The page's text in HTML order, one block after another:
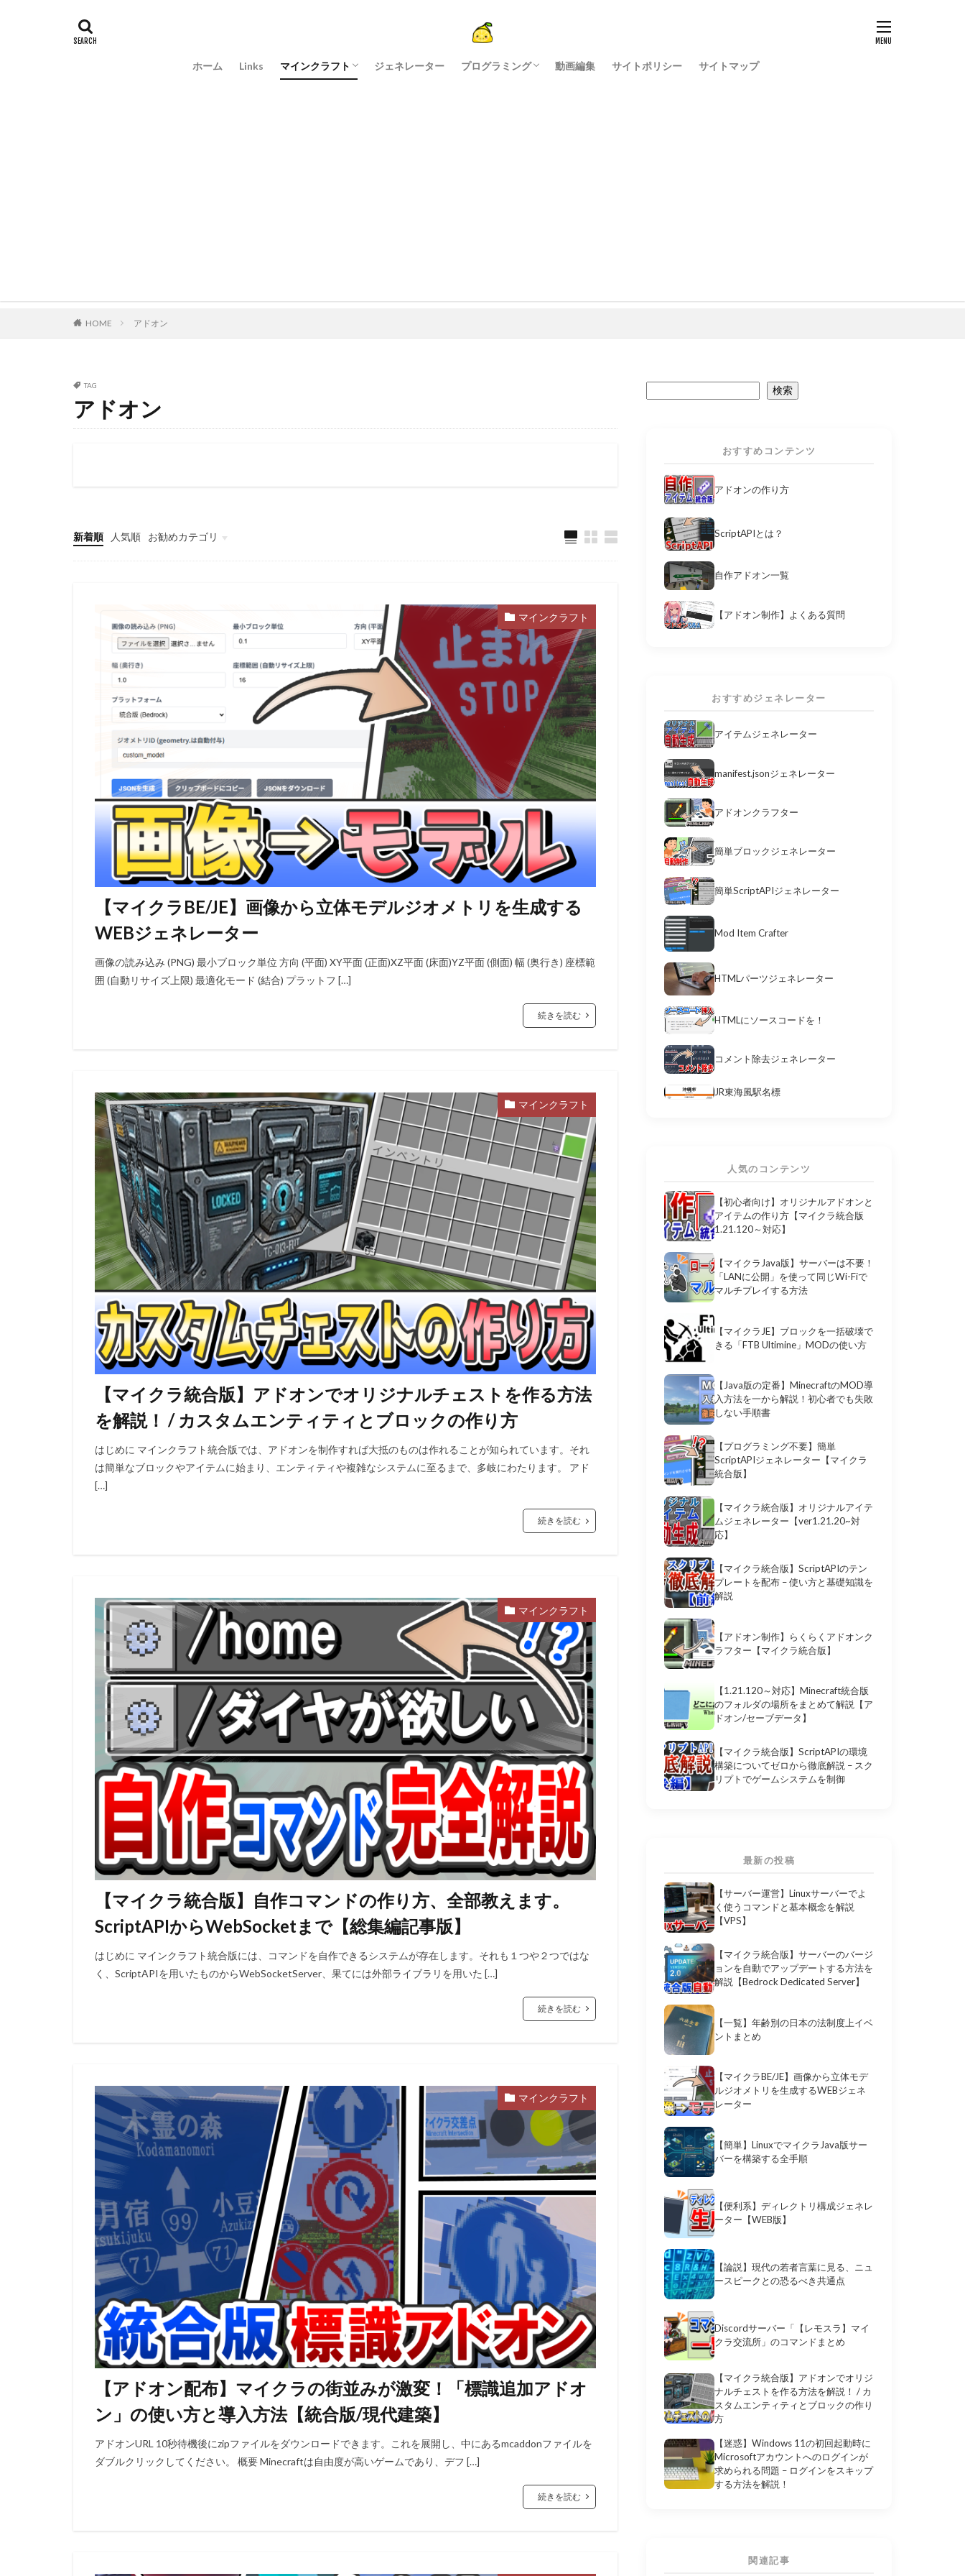
ホーム Links マインクラフト ジェネレーター プログラミング 動画編集 サイトポリシー サイトマップ
HOME アドオン
TAG
アドオン
新着順 人気順
お勧めカテゴリ
鉄道・旅行
雑記
マインクラフト
【マイクラBE/JE】画像から立体モデルジオメトリを生成する
WEBジェネレーター
画像の読み込み (PNG) 最小ブロック単位 方向 (平面) XY平面 (正面)XZ平面 (床面)YZ平面 (側面) 幅 (奥行き) 座標範
囲 (自動リサイズ上限) 最適化モード (結合) プラットフ […]
続きを読む
マインクラフト
【マイクラ統合版】アドオンでオリジナルチェストを作る方法
を解説！ / カスタムエンティティとブロックの作り方
はじめに マインクラフト統合版では、アドオンを制作すれば大抵のものは作れることが知られています。それ
は簡単なブロックやアイテムに始まり、エンティティや複雑なシステムに至るまで、多岐にわたります。 アド
[…]
続きを読む
マインクラフト
【マイクラ統合版】自作コマンドの作り方、全部教えます。
ScriptAPIからWebSocketまで【総集編記事版】
はじめに マインクラフト統合版には、コマンドを自作できるシステムが存在します。それも１つや２つではな
く、ScriptAPIを用いたものからWebSocketServer、果てには外部ライブラリを用いた […]
続きを読む
マインクラフト
【アドオン配布】マイクラの街並みが激変！「標識追加アドオ
ン」の使い方と導入方法【統合版/現代建築】
アドオンURL 10秒待機後にzipファイルをダウンロードできます。これを展開し、中にあるmcaddonファイルを
ダブルクリックしてください。 概要 Minecraftは自由度が高いゲームであり、デフ […]
続きを読む
検索
おすすめコンテンツ
アドオンの作り方
ScriptAPIとは？
自作アドオン一覧
【アドオン制作】よくある質問
おすすめジェネレーター
アイテムジェネレーター
manifest.jsonジェネレーター
アドオンクラフター
簡単ブロックジェネレーター
簡単ScriptAPIジェネレーター
Mod Item Crafter
HTMLパーツジェネレーター
HTMLにソースコードを！
コメント除去ジェネレーター
JR東海風駅名標
人気のコンテンツ
【初心者向け】オリジナルアドオンと
アイテムの作り方【マイクラ統合版
1.21.120～対応】
【マイクラJava版】サーバーは不要！
「LANに公開」を使って同じWi-Fiで
マルチプレイする方法
【マイクラJE】ブロックを一括破壊で
きる「FTB Ultimine」MODの使い方
【Java版の定番】MinecraftのMOD導
入方法を一から解説！初心者でも失敗
しない手順書
【プログラミング不要】簡単
ScriptAPIジェネレーター【マイクラ
統合版】
【マイクラ統合版】オリジナルアイテ
ムジェネレーター【ver1.21.20~対
応】
【マイクラ統合版】ScriptAPIのテン
プレートを配布 – 使い方と基礎知識を
解説
【アドオン制作】らくらくアドオンク
ラフター【マイクラ統合版】
【1.21.120～対応】Minecraft統合版
のフォルダの場所をまとめて解説【ア
ドオン/セーブデータ】
【マイクラ統合版】ScriptAPIの環境
構築についてゼロから徹底解説 – スク
リプトでゲームシステムを制御
最新の投稿
【サーバー運営】Linuxサーバーでよ
く使うコマンドと基本概念を解説
【VPS】
【マイクラ統合版】サーバーのバージ
ョンを自動でアップデートする方法を
解説【Bedrock Dedicated Server】
【一覧】年齢別の日本の法制度上イベ
ントまとめ
【マイクラBE/JE】画像から立体モデ
ルジオメトリを生成するWEBジェネ
レーター
【簡単】LinuxでマイクラJava版サー
バーを構築する全手順
【便利系】ディレクトリ構成ジェネレ
ーター【WEB版】
【論説】現代の若者言葉に見る、ニュ
ースピークとの恐るべき共通点
Discordサーバー「【レモスラ】マイ
クラ交流所」のコマンドまとめ
【マイクラ統合版】アドオンでオリジ
ナルチェストを作る方法を解説！ / カ
スタムエンティティとブロックの作り
方
【迷惑】Windows 11の初回起動時に
Microsoftアカウントへのログインが
求められる問題 – ログインをスキップ
する方法を解説！
関連記事